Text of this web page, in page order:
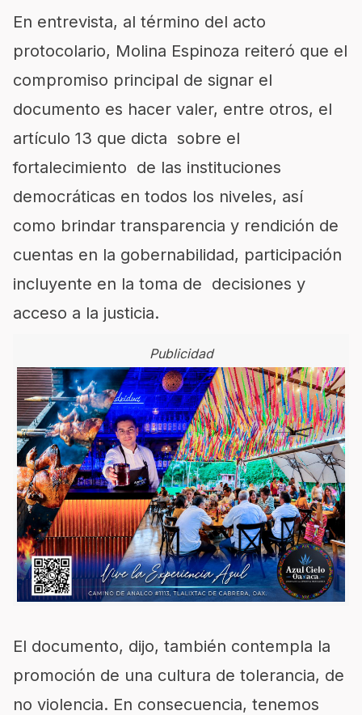
En entrevista, al término del acto
protocolario, Molina Espinoza reiteró que el
compromiso principal de signar el
documento es hacer valer, entre otros, el
artículo 13 que dicta sobre el
fortalecimiento de las instituciones
democráticas en todos los niveles, así
como brindar transparencia y rendición de
cuentas en la gobernabilidad, participación
incluyente en la toma de decisiones y
acceso a la justicia.
Publicidad
El documento, dijo, también contempla la
promoción de una cultura de tolerancia, de
no violencia. En consecuencia, tenemos